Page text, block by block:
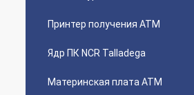
Принтер получения ATM
Ядр ПК NCR Talladega
Материнская плата ATM